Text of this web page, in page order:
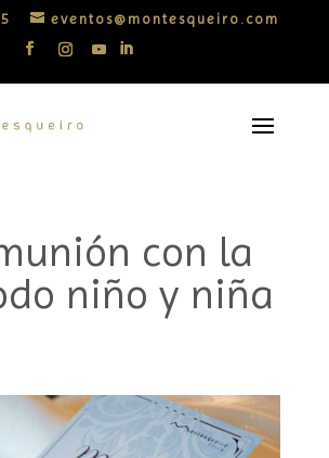
eventos@montesqueiro.com
con la
niño y niña